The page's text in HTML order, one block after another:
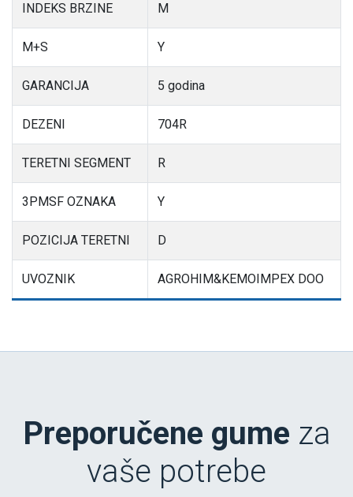
INDEKS BRZINE M
M+S Y
GARANCIJA 5 godina
DEZENI 704R
TERETNI SEGMENT R
3PMSF OZNAKA Y
POZICIJA TERETNI D
UVOZNIK AGROHIM&KEMOIMPEX DOO
Preporučene gume za
vaše potrebe